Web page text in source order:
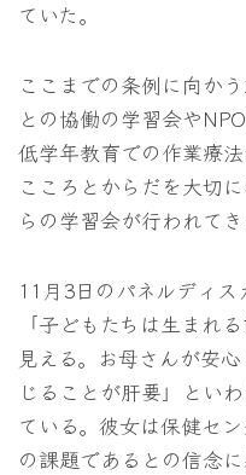
ていた。
ここまでの条例に向か
との協働の学習会や
低学年教育での作業療
こころとからだを大切
らの学習会が行われてき
11月3日のパネルディ
「子どもたちは生まれ
見える。お母さんが安
じることが肝要」とい
ている。彼女は保健セ
の課題であるとの信念